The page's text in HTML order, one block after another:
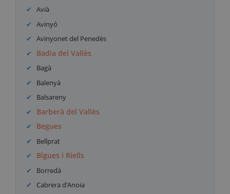
Avià
Avinyó
Avinyonet del Penedès
Badia del Vallès
Bagà
Balenyà
Balsareny
Barberà del Vallès
Begues
Bellprat
Bigues i Riells
Borredà
Cabrera d’Anoia